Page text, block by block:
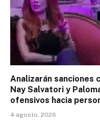
Analizarán sanciones
Nay Salvatori y
ofensivos hacia
4 agosto, 2026